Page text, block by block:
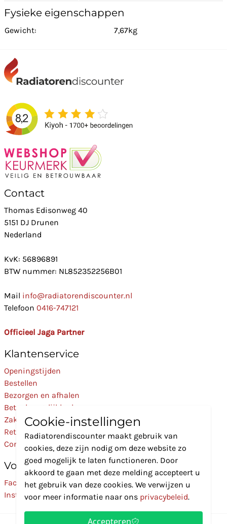
Fysieke eigenschappen
Gewicht: 7,67kg
Contact
Thomas Edisonweg 40
5151 DJ Drunen
Nederland
KvK: 56896891
BTW nummer: NL852352256B01
Mail info@radiatorendiscounter.nl
Telefoon 0416-747121
Officieel Jaga Partner
Klantenservice
Openingstijden
Bestellen
Bezorgen en afhalen
Betaalmogelijkheden
Zakelijk
Retourneren
Contact
Volg Ons
Facebook
Instagram
Cookie-instellingen
Radiatorendiscounter maakt gebruik van
cookies, deze zijn nodig om deze website zo
goed mogelijk te laten functioneren. Door
akkoord te gaan met deze melding accepteert u
het gebruik van deze cookies. We verwijzen u
voor meer informatie naar ons privacybeleid.
Accepteren